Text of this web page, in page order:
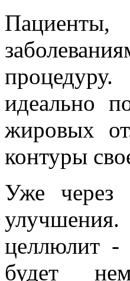
идеально
жировых
контуры
Уже через
улучшения.
целлюлит -
будет